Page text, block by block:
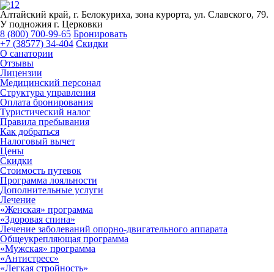
Алтайский край, г. Белокуриха, зона курорта, ул. Славского, 79.
У подножия г. Церковки
8 (800) 700-99-65 Бронировать
+7 (38577) 34-404 Скидки
О санатории
Отзывы
Лицензии
Медицинский персонал
Структура управления
Оплата бронирования
Туристический налог
Правила пребывания
Как добраться
Налоговый вычет
Цены
Скидки
Стоимость путевок
Программа лояльности
Дополнительные услуги
Лечение
«Женская» программа
«Здоровая спина»
Лечение заболеваний опорно-двигательного аппарата
Общеукрепляющая программа
«Мужская» программа
«Антистресс»
«Легкая стройность»